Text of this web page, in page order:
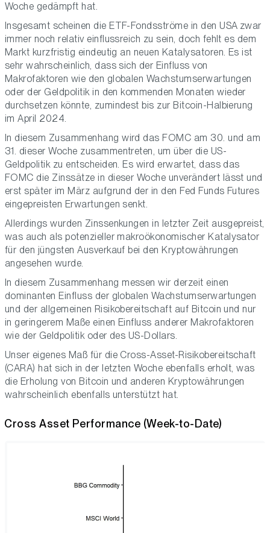
Woche gedämpft hat.
Insgesamt scheinen die ETF-Fondsströme in den USA zwar
immer noch relativ einflussreich zu sein, doch fehlt es dem
Markt kurzfristig eindeutig an neuen Katalysatoren. Es ist
sehr wahrscheinlich, dass sich der Einfluss von
Makrofaktoren wie den globalen Wachstumserwartungen
oder der Geldpolitik in den kommenden Monaten wieder
durchsetzen könnte, zumindest bis zur Bitcoin-Halbierung
im April 2024.
In diesem Zusammenhang wird das FOMC am 30. und am
31. dieser Woche zusammentreten, um über die US-
Geldpolitik zu entscheiden. Es wird erwartet, dass das
FOMC die Zinssätze in dieser Woche unverändert lässt und
erst später im März aufgrund der in den Fed Funds Futures
eingepreisten Erwartungen senkt.
Allerdings wurden Zinssenkungen in letzter Zeit ausgepreist,
was auch als potenzieller makroökonomischer Katalysator
für den jüngsten Ausverkauf bei den Kryptowährungen
angesehen wurde.
In diesem Zusammenhang messen wir derzeit einen
dominanten Einfluss der globalen Wachstumserwartungen
und der allgemeinen Risikobereitschaft auf Bitcoin und nur
in geringerem Maße einen Einfluss anderer Makrofaktoren
wie der Geldpolitik oder des US-Dollars.
Unser eigenes Maß für die Cross-Asset-Risikobereitschaft
(CARA) hat sich in der letzten Woche ebenfalls erholt, was
die Erholung von Bitcoin und anderen Kryptowährungen
wahrscheinlich ebenfalls unterstützt hat.
Cross Asset Performance (Week-to-Date)